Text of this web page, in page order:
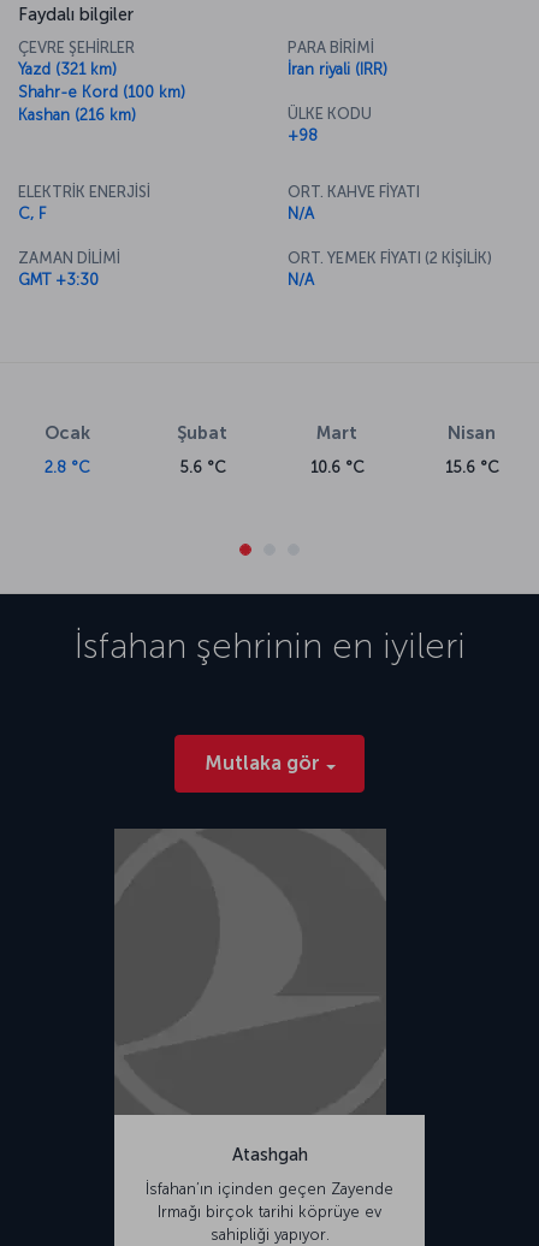
Faydalı bilgiler
ÇEVRE ŞEHİRLER
Yazd (321 km)
Shahr-e Kord (100 km)
Kashan (216 km)
PARA BİRİMİ
İran riyali (IRR)
ÜLKE KODU
+98
ELEKTRİK ENERJİSİ
C, F
ZAMAN DİLİMİ
GMT +3:30
ORT. KAHVE FİYATI
N/A
ORT. YEMEK FİYATI (2 KİŞİLİK)
N/A
Ocak
2.8 °C
Şubat
5.6 °C
Mart
10.6 °C
Nisan
15.6 °C
İsfahan şehrinin en iyileri
Mutlaka gör
Atashgah
İsfahan’ın içinden geçen Zayende
Irmağı birçok tarihi köprüye ev
sahipliği yapıyor.